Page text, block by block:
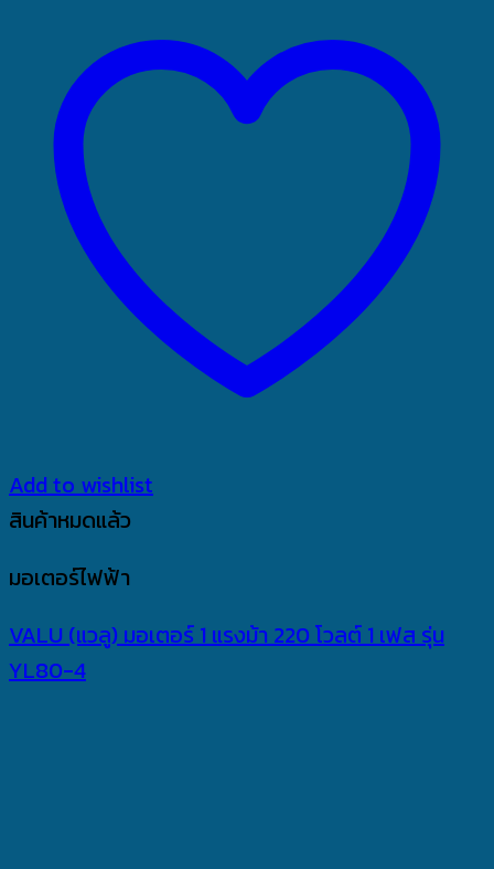
Add to wishlist
สินค้าหมดแล้ว
มอเตอร์ไฟฟ้า
VALU (แวลู) มอเตอร์ 1 แรงม้า 220 โวลต์ 1 เฟส รุ่น
YL80-4